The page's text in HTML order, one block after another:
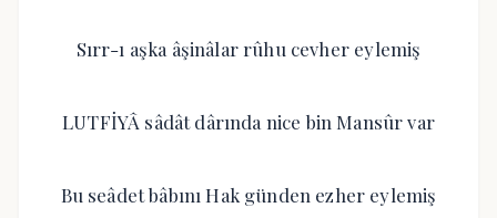
Sırr-ı aşka âşinâlar rûhu cevher eylemiş
LUTFİYÂ sâdât dârında nice bin Mansûr var
Bu seâdet bâbını Hak günden ezher eylemiş